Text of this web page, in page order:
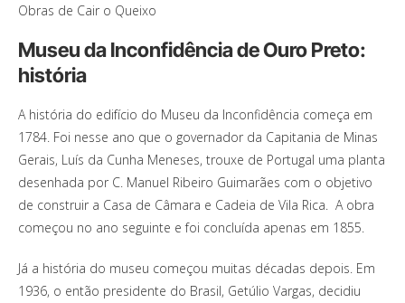
Obras de Cair o Queixo
Museu da Inconfidência de Ouro Preto:
história
A história do edifício do Museu da Inconfidência começa em
1784. Foi nesse ano que o governador da Capitania de Minas
Gerais, Luís da Cunha Meneses, trouxe de Portugal uma planta
desenhada por C. Manuel Ribeiro Guimarães com o objetivo
de construir a Casa de Câmara e Cadeia de Vila Rica. A obra
começou no ano seguinte e foi concluída apenas em 1855.
Já a história do museu começou muitas décadas depois. Em
1936, o então presidente do Brasil, Getúlio Vargas, decidiu